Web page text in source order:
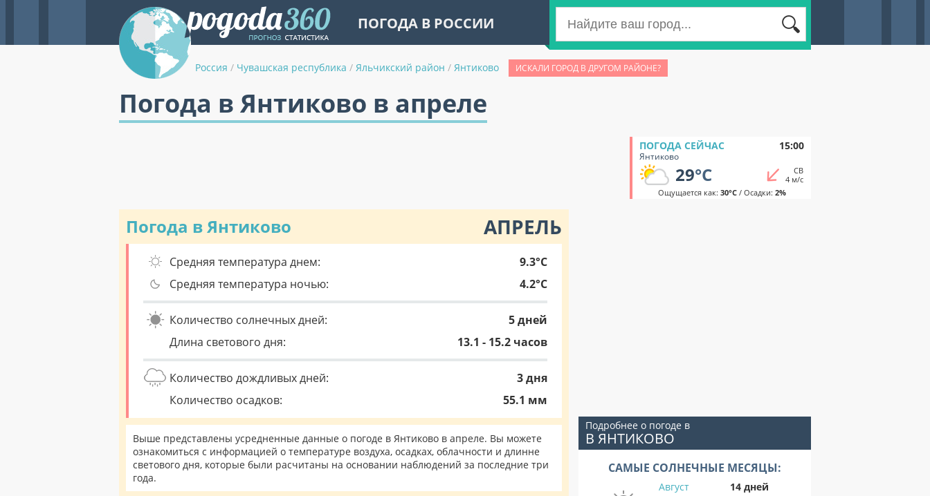
ПОГОДА В РОССИИ
Россия / Чувашская республика / Яльчикский район / Янтиково ИСКАЛИ ГОРОД В ДРУГОМ РАЙОНЕ?
Погода в Янтиково в апреле
ПОГОДА СЕЙЧАС 15:00
Янтиково
29°C
СВ
4 м/с
Ощущается как: 30°C/ Осадки: 2%
Погода в Янтиково АПРЕЛЬ
Средняя температура днем:
9.3°C
Средняя температура ночью:
4.2°C
Количество солнечных дней:
5 дней
Длина светового дня:
13.1 - 15.2 часов
Количество дождливых дней:
3 дня
Количество осадков:
55.1 мм
Выше представлены усредненные данные о погоде в Янтиково в апреле. Вы можете
ознакомиться с информацией о температуре воздуха, осадках, облачности и длинне
светового дня, которые были расчитаны на основании наблюдений за последние три
года.
Подробнее о погоде в
В ЯНТИКОВО
САМЫЕ СОЛНЕЧНЫЕ МЕСЯЦЫ:
Август
14 дней